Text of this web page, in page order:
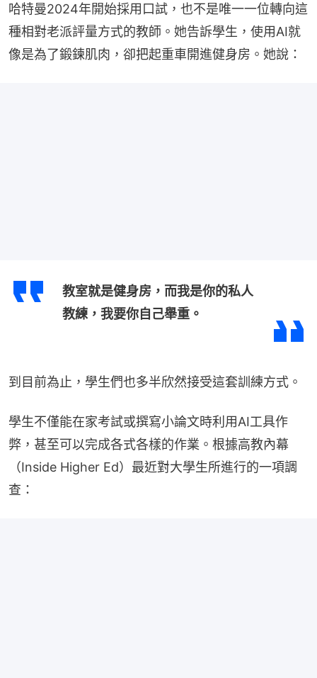
哈特曼2024年開始採用口試，也不是唯一一位轉向這
種相對老派評量方式的教師。她告訴學生，使用AI就
像是為了鍛鍊肌肉，卻把起重車開進健身房。她說：
教室就是健身房，而我是你的私人
教練，我要你自己舉重。
到目前為止，學生們也多半欣然接受這套訓練方式。
學生不僅能在家考試或撰寫小論文時利用AI工具作
弊，甚至可以完成各式各樣的作業。根據高教內幕
（Inside Higher Ed）最近對大學生所進行的一項調
查：